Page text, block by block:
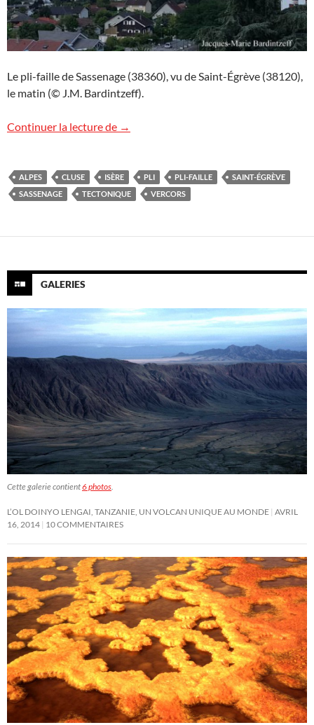
Le pli-faille de Sassenage (38360), vu de Saint-Égrève (38120),
le matin (© J.M. Bardintzeff).
Continuer la lecture de Le pli-faille de Sassenage, Alpes
→
ALPES CLUSE ISÈRE PLI PLI-FAILLE
SAINT-ÉGRÈVE
SASSENAGE
TECTONIQUE VERCORS
GALERIES
Cette galerie contient6 photos.
L’OL DOINYO LENGAI, TANZANIE, UN VOLCAN UNIQUE AU MONDE AVRIL
16, 2014 10 COMMENTAIRES